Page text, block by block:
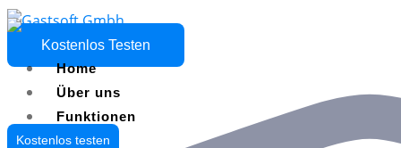
Home
Über uns
Funktionen
Kostenlos testen
Kostenlos Testen